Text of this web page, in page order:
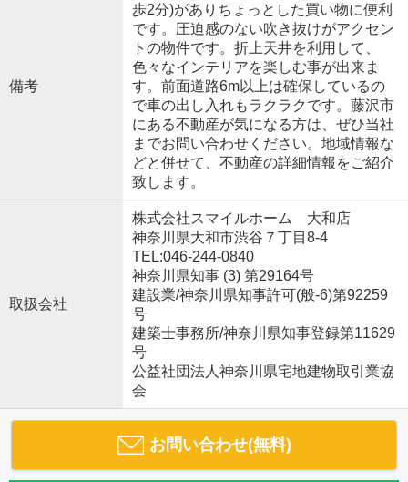
備考
歩2分)がありちょっとした買い物に便利
です。圧迫感のない吹き抜けがアクセン
トの物件です。折上天井を利用して、
色々なインテリアを楽しむ事が出来ま
す。前面道路6m以上は確保しているの
で車の出し入れもラクラクです。藤沢市
にある不動産が気になる方は、ぜひ当社
までお問い合わせください。地域情報な
どと併せて、不動産の詳細情報をご紹介
致します。
取扱会社
株式会社スマイルホーム 大和店
神奈川県大和市渋谷７丁目8-4
TEL:046-244-0840
神奈川県知事 (3) 第29164号
建設業/神奈川県知事許可(般-6)第92259
号
建築士事務所/神奈川県知事登録第11629
号
公益社団法人神奈川県宅地建物取引業協
会
お問い合わせ(無料)